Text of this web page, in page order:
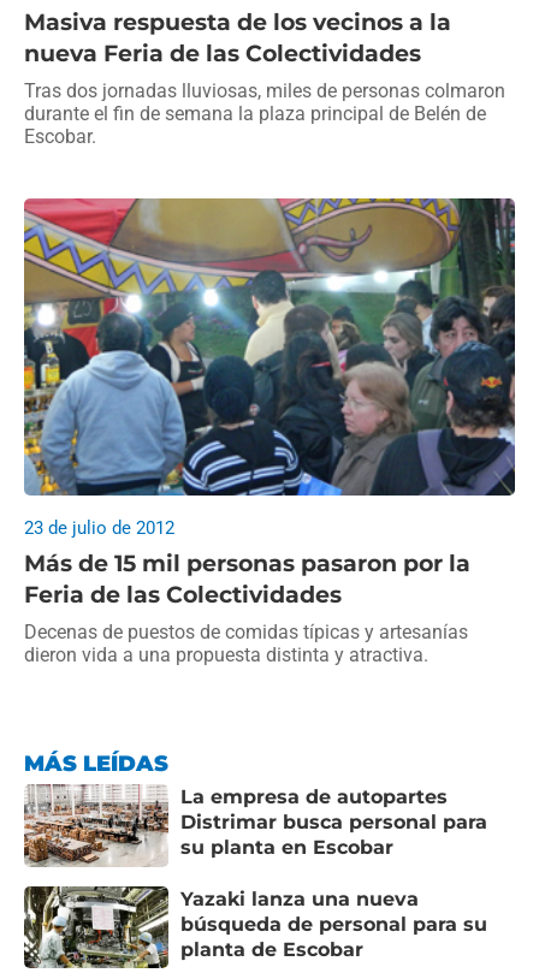
Masiva respuesta de los vecinos a la
nueva Feria de las Colectividades
Tras dos jornadas lluviosas, miles de personas colmaron
durante el fin de semana la plaza principal de Belén de
Escobar.
Más de 15 mil personas pasaron por la
Feria de las Colectividades
23 de julio de 2012
Decenas de puestos de comidas típicas y artesanías
dieron vida a una propuesta distinta y atractiva.
MÁS LEÍDAS
La empresa de autopartes
Distrimar busca personal para
su planta en Escobar
Yazaki lanza una nueva
búsqueda de personal para su
planta de Escobar